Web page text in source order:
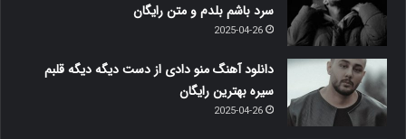
سرد باشم بلدم و متن رایگان
2025-04-26
دانلود آهنگ منو دادی از دست دیگه دیگه قلبم
سیره بهترین رایگان
2025-04-26